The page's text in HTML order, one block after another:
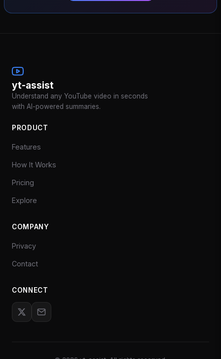
yt-assist
Understand any YouTube video in seconds
with AI-powered summaries.
PRODUCT
Features
How It Works
Pricing
Explore
COMPANY
Privacy
Contact
CONNECT